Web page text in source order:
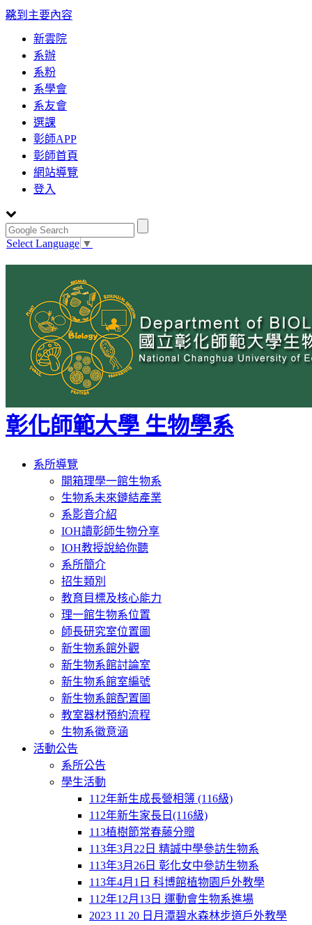
跳到主要內容
:::
新雲院
系辦
系粉
系學會
系友會
選課
彰師APP
彰師首頁
網站導覽
登入
Select Language ▼
彰化師範大學 生物學系
Toggle
navigation
系所導覽
開箱理學一館生物系
生物系未來鏈結產業
系影音介紹
IOH讀彰師生物分享
IOH教授說給你聽
系所簡介
招生類別
教育目標及核心能力
理一館生物系位置
師長研究室位置圖
新生物系館外觀
新生物系館討論室
新生物系館室編號
新生物系館配置圖
教室器材預約流程
生物系徽意涵
活動公告
系所公告
學生活動
112年新生成長營相簿 (116級)
112年新生家長日(116級)
113植樹節常春藤分贈
113年3月22日 精誠中學參訪生物系
113年3月26日 彰化女中參訪生物系
113年4月1日 科博館植物園戶外教學
112年12月13日 運動會生物系進場
2023 11 20 日月潭碧水森林步道戶外教學